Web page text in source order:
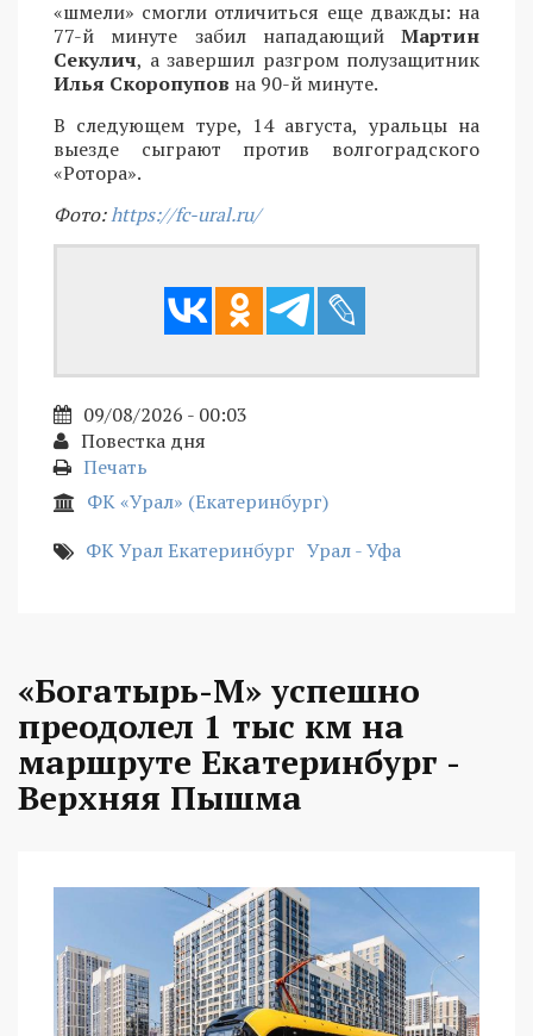
«шмели» смогли отличиться еще дважды: на
77-й минуте забил нападающий Мартин
Секулич, а завершил разгром полузащитник
Илья Скоропупов на 90-й минуте.
В следующем туре, 14 августа, уральцы на
выезде сыграют против волгоградского
«Ротора».
Фото:https://fc-ural.ru/
09/08/2026 - 00:03
Повестка дня
Печать
ФК «Урал» (Екатеринбург)
ФК Урал Екатеринбург Урал - Уфа
«Богатырь-М» успешно
преодолел 1 тыс км на
маршруте Екатеринбург -
Верхняя Пышма